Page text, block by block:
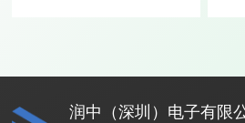
润中（深圳）电子有限